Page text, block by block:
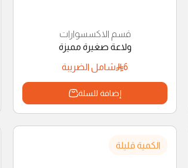
قسم الاكسسوارات
ولاعة صغيرة مميزة
6
شامل الضريبة
إضافة للسلة
الكمية قليلة